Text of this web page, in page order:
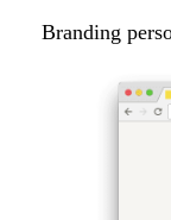
Branding